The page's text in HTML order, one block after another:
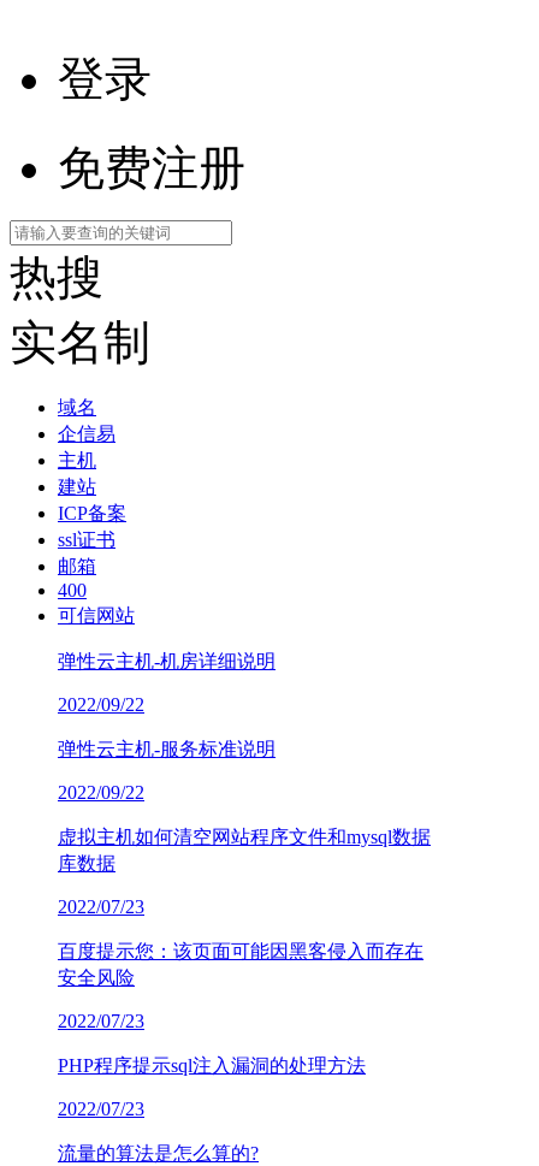
登录
免费注册
热搜
实名制
域名
企信易
主机
建站
ICP备案
ssl证书
邮箱
400
可信网站
弹性云主机-机房详细说明
2022/09/22
弹性云主机-服务标准说明
2022/09/22
虚拟主机如何清空网站程序文件和mysql数据
库数据
2022/07/23
百度提示您：该页面可能因黑客侵入而存在
安全风险
2022/07/23
PHP程序提示sql注入漏洞的处理方法
2022/07/23
流量的算法是怎么算的?